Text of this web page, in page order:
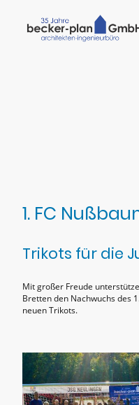
1. FC
Trikots für die
Mit großer Freude
Bretten den Nachwuchs des
neuen Trikots.